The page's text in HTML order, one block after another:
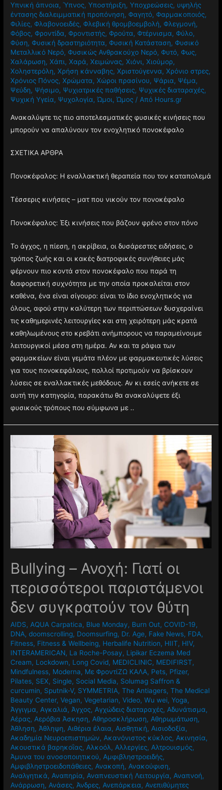
Υπνική άπνοια,Ύπνος,Υποστήριξη,Υποχρεώσεις, υψηλής
έντασης διαλειμματική προπόνηση,Φαγητό,Φαρμακοποιός,
Φιλίες,Φλαβονοειδές,Φλεβική θρομβοεμβολή,Φλεγμονή,
Φόβος,Φροντίδα,Φροντιστής,Φρούτα,Φτέρνισμα,Φύλο,
Φύση,Φυσική δραστηριότητα,Φυσική Κατάσταση,Φυσικό
Μεταλλικό Νερό,Φυσικώς Ανθρακούχο Νερό,Φυτό,Φως,
Χαλάρωση,Χάπι,Χαρά,Χειμώνας,Χιόνι,Χιούμορ,
Χοληστερόλη,Χρήση κάνναβης,Χριστούγεννα,Χρόνιο στρες,
Χρόνιος Πόνος,Χρώματα,Χώροι πρασίνου, Ψάρια, Ψέμα,
Ψεύδη, Ψήσιμο, Ψυχιατρικές παθήσεις, Ψυχικές διαταραχές,
Ψυχική Υγεία, Ψυχολογία,Ώμοι,Ώμος / Από Hours.gr
Ανακαλύψτε τις πιο αποτελεσματικές φυσικές κινήσεις που
μπορούν να απαλύνουν τον ενοχλητικό πονοκέφαλο
ΣΧΕΤΙΚΑ ΑΡΘΡΑ
Πονοκέφαλος: Η εναλλακτική θεραπεία που τον καταπολεμά
Τέσσερις κινήσεις – ματ που νικούν τον πονοκέφαλο
Πονοκέφαλος: Έξι κινήσεις που βάζουν φρένο στον πόνο
Το άγχος, η πίεση, η ακρίβεια, οι δυσάρεστες ειδήσεις, ο
τρόπος ζωής και οι κακές διατροφικές συνήθειες μάς
φέρνουν πιο κοντά στον πονοκέφαλο που παρά τη
διαφορετική συχνότητα με την οποία προκαλείται στον
καθένα, ένα είναι σίγουρο: είναι το ίδιο ενοχλητικός για
όλους, αφού στην καλύτερη των περιπτώσεων δυσχεραίνει
τις καθημερινές λειτουργίες και στη χειρότερη μάς κρατά
καθηλωμένους στο κρεβάτι ανήμπορους να παραμείνουμε
λειτουργικοί μέσα στη ημέρα. Αν και τα ράφια των
φαρμακείων είναι γεμάτα πλέον με φαρμακευτικές λύσεις
για τους πονοκεφάλους, πολλοί προτιμούν να βρίσκουν
λύσεις σε εναλλακτικές μεθόδους. Αν κι εσείς ανήκετε σε
αυτή την κατηγορία, παρακάτω θα ανακαλύψετε έξι
φυσικούς τρόπους που σύμφωνα με ..
Βullying – Ανοχή: Γιατί οι
περισσότεροι παριστάμενοι
δεν συγκρατούν τον θύτη
AIDS, AQUA Carpatica, Blue Monday, Burn Out, COVID-19,
DNA,doomscrolling, Doomsurfing, Dr. Age, Fake News, FDA,
Fitness, Fitness & Wellbeing, Herbalife Nutrition, HIIT, HIV,
INTERAMERICAN, La Roche-Posay, Lipikar Eczema Med
Cream, Lockdown, Long Covid, MEDICLINIC, MEDIFIRST,
Mindfulness, Moderna, Mε ΦροντίΖΩ ΚΑΛΑ, Pets, Pfizer,
Pilates, SEX, Single, Social Media, Solumag Saffron &
curcumin, Sputnik-V, SYMMETRIA,The Antiagers,The Medical
Beauty Center,Vegan,Vegetarian,Video,Wu wei,Yoga,
Άγγιγμα, Αγκαλιά, Άγχος, Αγχώδεις διαταραχές, Αδυνάτισμα,
Αέρας, Αερόβια Άσκηση, Αθηροσκλήρωση, Αθηρωμάτωση,
Άθληση, Άθληψη, Αιθέρια έλαια, Αισθητική, Αισιοδοξία,
Ακαδημία Νευροεπιστημών, Ακανόνιστος κύκλος, Ακινησία,
Ακουστικά βαρηκοΐας, Αλκοόλ, Αλλεργίες, Αλτρουισμός,
Άμυνα του ανοσοποιητικού, Αμφιβληστροειδής,
Αμφιβληστροειδοπάθειες, Ανακοπή, Ανακούφιση,
Αναλγητικά, Αναπηρία, Αναπνευστική Λειτουργία, Αναπνοή,
Ανάρρωση, Ανάσες, Άνδρες, Ανεπάρκεια, Ανεπιθύμητες